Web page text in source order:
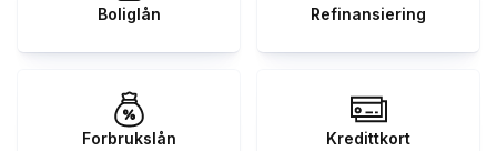
Boliglån Refinansiering
Forbrukslån Kredittkort